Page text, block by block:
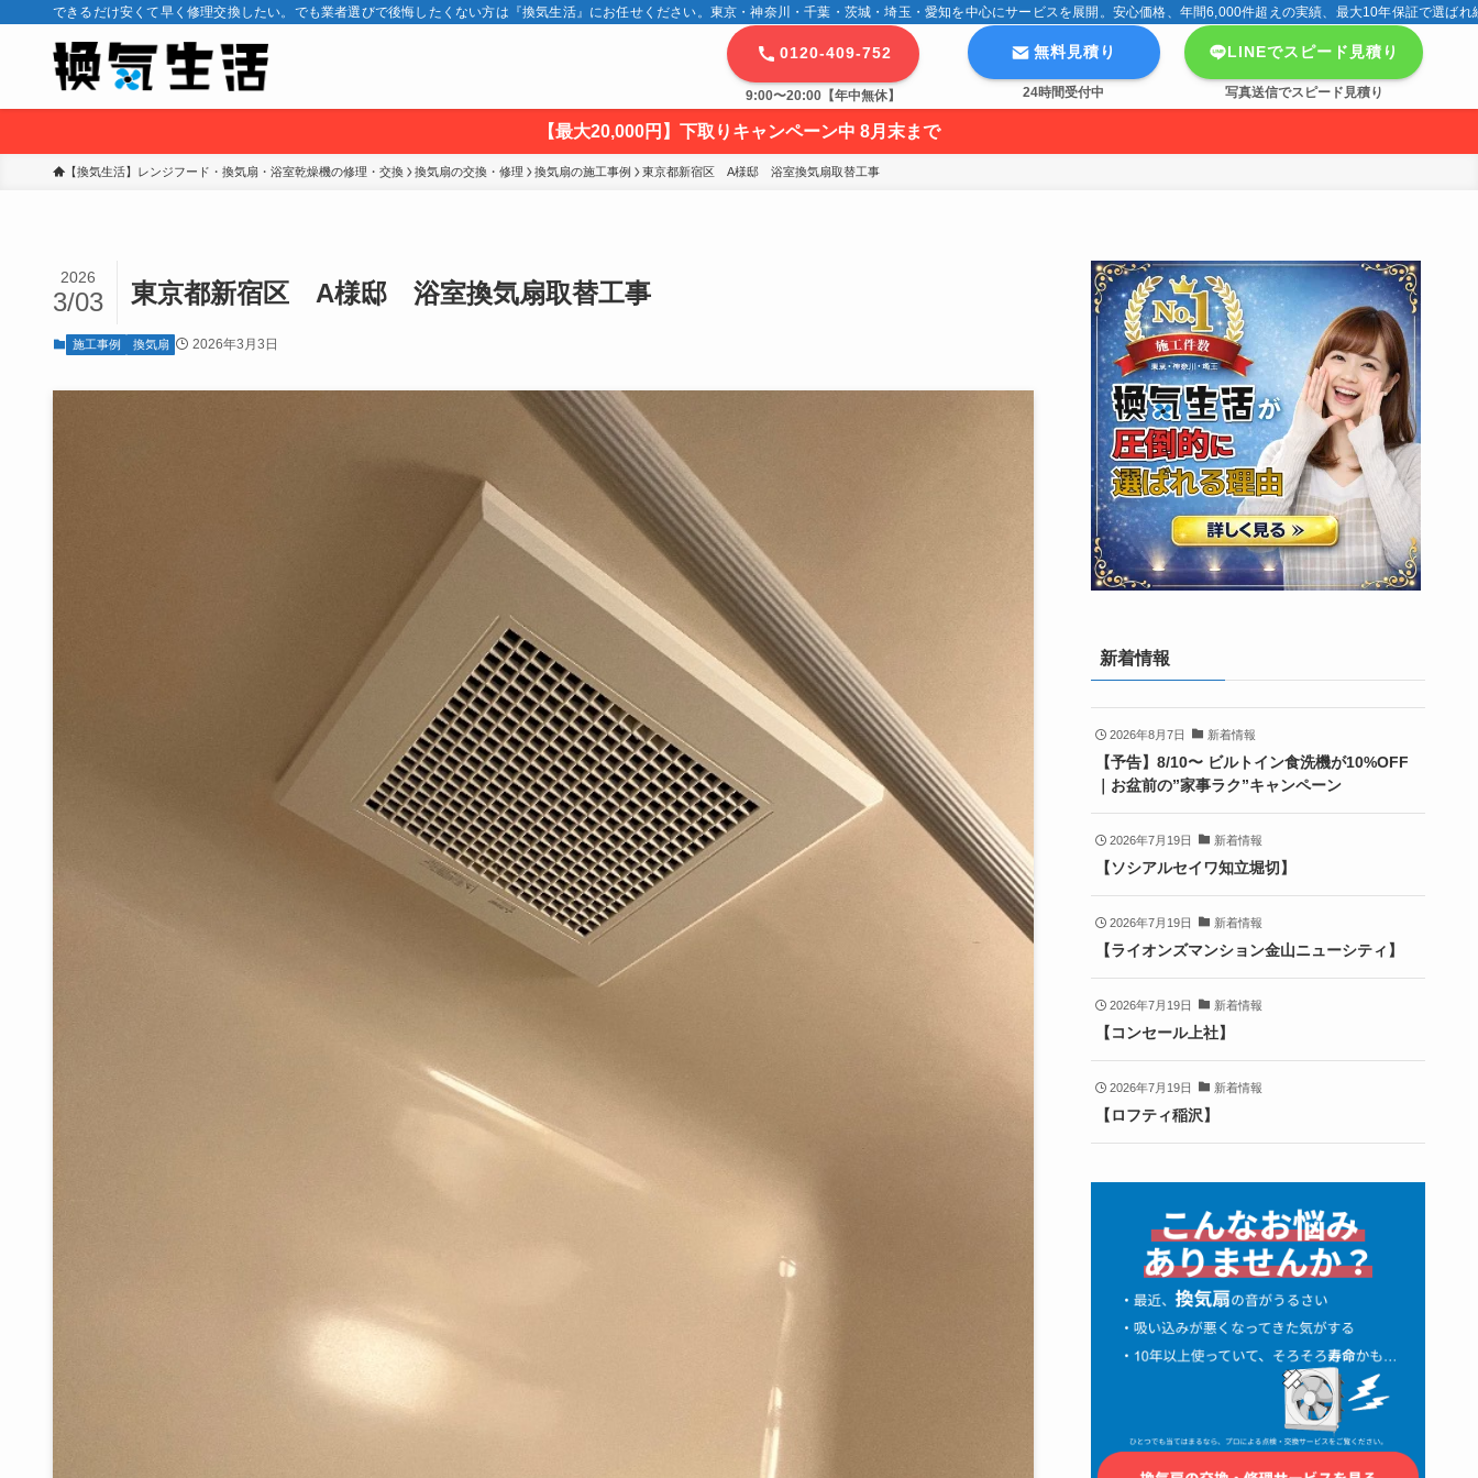
できるだけ安くて早く修理交換したい。でも業者選びで後悔したくない方は『換気生活』にお任せください。東京・神奈川・千葉・茨城・埼玉・愛知を中心にサービスを展開。安心価格、年間6,000件超えの実績、最大10年保証で選ばれ
0120-409-752
9:00〜20:00【年中無休】
無料見積り
24時間受付中
LINEでスピード見積り
写真送信でスピード見積り
【最大20,000円】下取りキャンペーン中 8月末まで
【換気生活】レンジフード・換気扇・浴室乾燥機の修理・交換 換気扇の交換・修理 換気扇の施工事例 東京都新宿区　A様邸　浴室換気扇取替工事
東京都新宿区 A様邸 浴室換気扇取替工事
2026
3/03
施工事例 換気扇 2026年3月3日
新着情報
2026年8月7日 新着情報
【予告】8/10〜 ビルトイン食洗機が10%OFF
｜お盆前の”家事ラク”キャンペーン
2026年7月19日 新着情報
【ソシアルセイワ知立堀切】
2026年7月19日 新着情報
【ライオンズマンション金山ニューシティ】
2026年7月19日 新着情報
【コンセール上社】
2026年7月19日 新着情報
【ロフティ稲沢】